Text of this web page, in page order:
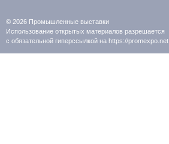
© 2026 Промышленные выставки
Использование открытых материалов разрешается
с обязательной гиперссылкой на https://promexpo.net